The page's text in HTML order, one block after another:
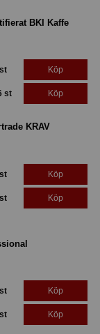
BKI Kaffe
Köp
st Köp
KRAV
Köp
Köp
Köp
Köp